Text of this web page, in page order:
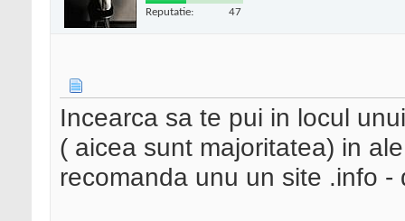
Reputatie: 47
Incearca sa te pui in locul
( aicea sunt majoritatea) in
recomanda unu un site .info